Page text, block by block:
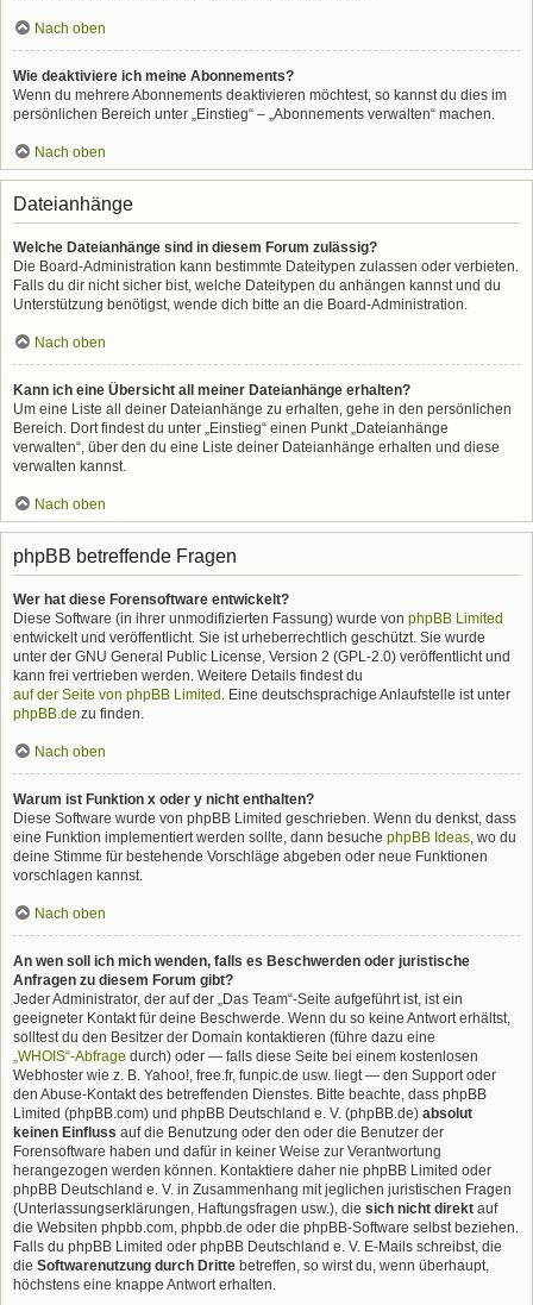
Nach oben
Wie deaktiviere ich meine Abonnements?
Wenn du mehrere Abonnements deaktivieren möchtest, so kannst du dies im
persönlichen Bereich unter „Einstieg“ – „Abonnements verwalten“ machen.
Nach oben
Dateianhänge
Welche Dateianhänge sind in diesem Forum zulässig?
Die Board-Administration kann bestimmte Dateitypen zulassen oder verbieten.
Falls du dir nicht sicher bist, welche Dateitypen du anhängen kannst und du
Unterstützung benötigst, wende dich bitte an die Board-Administration.
Nach oben
Kann ich eine Übersicht all meiner Dateianhänge erhalten?
Um eine Liste all deiner Dateianhänge zu erhalten, gehe in den persönlichen
Bereich. Dort findest du unter „Einstieg“ einen Punkt „Dateianhänge
verwalten“, über den du eine Liste deiner Dateianhänge erhalten und diese
verwalten kannst.
Nach oben
phpBB betreffende Fragen
Wer hat diese Forensoftware entwickelt?
Diese Software (in ihrer unmodifizierten Fassung) wurde von phpBB Limited
entwickelt und veröffentlicht. Sie ist urheberrechtlich geschützt. Sie wurde
unter der GNU General Public License, Version 2 (GPL-2.0) veröffentlicht und
kann frei vertrieben werden. Weitere Details findest du
auf der Seite von phpBB Limited . Eine deutschsprachige Anlaufstelle ist unter
phpBB.de zu finden.
Nach oben
Warum ist Funktion x oder y nicht enthalten?
Diese Software wurde von phpBB Limited geschrieben. Wenn du denkst, dass
eine Funktion implementiert werden sollte, dann besuche phpBB Ideas, wo du
deine Stimme für bestehende Vorschläge abgeben oder neue Funktionen
vorschlagen kannst.
Nach oben
An wen soll ich mich wenden, falls es Beschwerden oder juristische
Anfragen zu diesem Forum gibt?
Jeder Administrator, der auf der „Das Team“-Seite aufgeführt ist, ist ein
geeigneter Kontakt für deine Beschwerde. Wenn du so keine Antwort erhältst,
solltest du den Besitzer der Domain kontaktieren (führe dazu eine
„WHOIS“-Abfrage durch) oder — falls diese Seite bei einem kostenlosen
Webhoster wie z. B. Yahoo!, free.fr, funpic.de usw. liegt — den Support oder
den Abuse-Kontakt des betreffenden Dienstes. Bitte beachte, dass phpBB
Limited (phpBB.com) und phpBB Deutschland e. V. (phpBB.de) absolut
keinen Einfluss auf die Benutzung oder den oder die Benutzer der
Forensoftware haben und dafür in keiner Weise zur Verantwortung
herangezogen werden können. Kontaktiere daher nie phpBB Limited oder
phpBB Deutschland e. V. in Zusammenhang mit jeglichen juristischen Fragen
(Unterlassungserklärungen, Haftungsfragen usw.), die sich nicht direkt auf
die Websiten phpbb.com, phpbb.de oder die phpBB-Software selbst beziehen.
Falls du phpBB Limited oder phpBB Deutschland e. V. E-Mails schreibst, die
die Softwarenutzung durch Dritte betreffen, so wirst du, wenn überhaupt,
höchstens eine knappe Antwort erhalten.